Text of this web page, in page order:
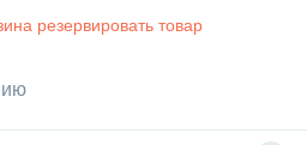
резервировать товар